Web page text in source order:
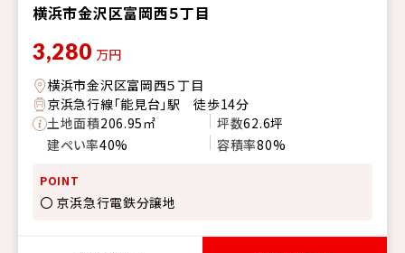
横浜市金沢区富岡西５丁目
3,280 万円
横浜市金沢区富岡西５丁目
京浜急行線「能見台」駅 徒歩14分
土地面積206.95㎡ 坪数62.6坪
建ぺい率40% 容積率80%
POINT
〇 京浜急行電鉄分譲地